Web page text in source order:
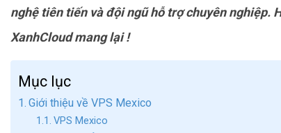
nghệ tiên tiến và đội ngũ hỗ trợ chuyên nghiệp.
XanhCloud mang lại !
Mục lục
Giới thiệu về VPS Mexico
VPS Mexico